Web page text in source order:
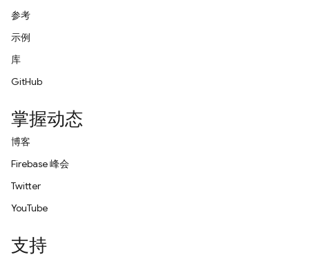
参考
示例
库
GitHub
掌握动态
博客
Firebase 峰会
Twitter
YouTube
支持